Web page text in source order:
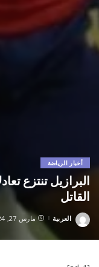
أخبار الرياضة
البرازيل تنتزع
القاتل
Posted
العربية مارس 27, 2024